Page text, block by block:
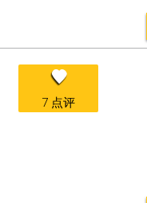
7 点评